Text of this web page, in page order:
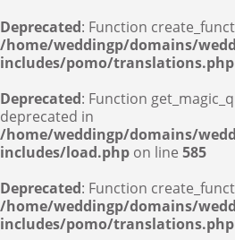
Deprecated: Function
/home/weddingp/domains/
includes/pomo/translations.php
Deprecated: Function
deprecated in
/home/weddingp/domains/
includes/load.php on line 585
Deprecated: Function
/home/weddingp/domains/
includes/pomo/translations.php